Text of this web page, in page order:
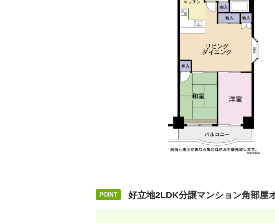
好立地2LDK分譲マンション角部屋